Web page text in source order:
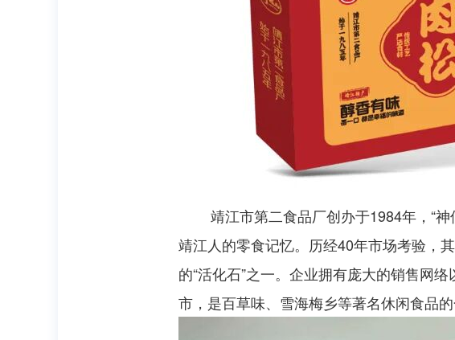
靖江市第二食品厂创办于1984年，“神
靖江人的零食记忆。历经40年市场考验，
的“活化石”之一。企业拥有庞大的销售网
市，是百草味、雪海梅乡等著名休闲食品的